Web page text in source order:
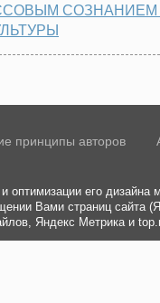
СОЗНАНИЕМ
принципы авторов
оптимизации его
Вами страниц
Яндекс Метрика и